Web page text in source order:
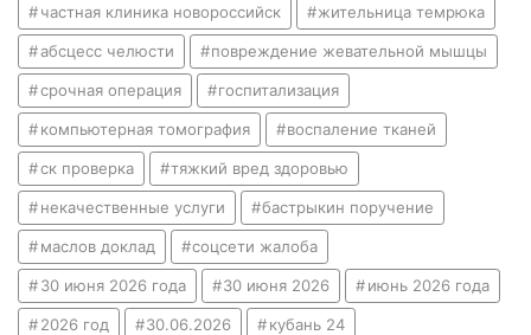
частная клиника новороссийск жительница темрюка
абсцесс челюсти повреждение жевательной мышцы
срочная операция госпитализация
компьютерная томография воспаление тканей
ск проверка тяжкий вред здоровью
некачественные услуги бастрыкин поручение
маслов доклад соцсети жалоба
30 июня 2026 года 30 июня 2026 июнь 2026 года
2026 год 30.06.2026 кубань 24